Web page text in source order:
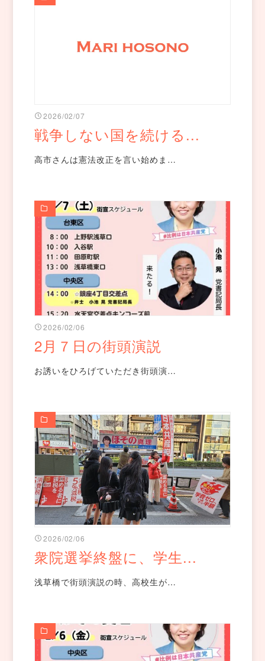
2026/02/07
戦争しない国を続ける...
高市さんは憲法改正を言い始めま…
2026/02/06
2月７日の街頭演説
お誘いをひろげていただき街頭演…
2026/02/06
衆院選挙終盤に、学生...
浅草橋で街頭演説の時、高校生が…